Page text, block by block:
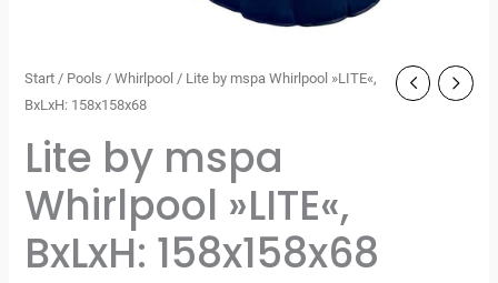
Start / Pools /Whirlpool / Lite by mspa Whirlpool »LITE«,
BxLxH: 158x158x68
Lite by mspa
Whirlpool »LITE«,
BxLxH: 158x158x68